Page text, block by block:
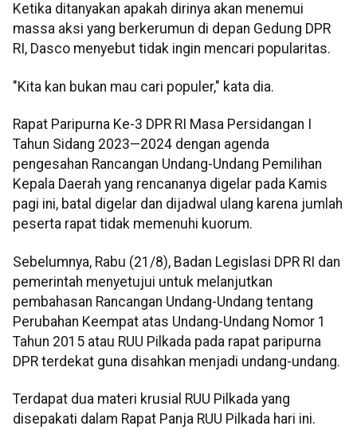
Ketika ditanyakan apakah dirinya akan menemui
massa aksi yang berkerumun di depan Gedung DPR
RI, Dasco menyebut tidak ingin mencari popularitas.
"Kita kan bukan mau cari populer," kata dia.
Rapat Paripurna Ke-3 DPR RI Masa Persidangan I
Tahun Sidang 2023—2024 dengan agenda
pengesahan Rancangan Undang-Undang Pemilihan
Kepala Daerah yang rencananya digelar pada Kamis
pagi ini, batal digelar dan dijadwal ulang karena jumlah
peserta rapat tidak memenuhi kuorum.
Sebelumnya, Rabu (21/8), Badan Legislasi DPR RI dan
pemerintah menyetujui untuk melanjutkan
pembahasan Rancangan Undang-Undang tentang
Perubahan Keempat atas Undang-Undang Nomor 1
Tahun 2015 atau RUU Pilkada pada rapat paripurna
DPR terdekat guna disahkan menjadi undang-undang.
Terdapat dua materi krusial RUU Pilkada yang
disepakati dalam Rapat Panja RUU Pilkada hari ini.